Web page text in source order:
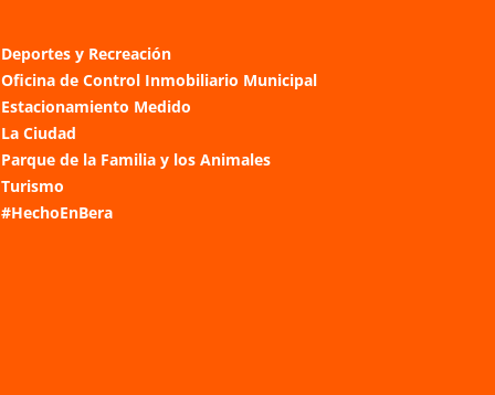
Deportes y Recreación
Oficina de Control Inmobiliario Municipal
Estacionamiento Medido
La Ciudad
Parque de la Familia y los Animales
Turismo
#HechoEnBera